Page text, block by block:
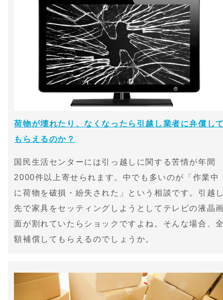
荷物が壊れたり、なくなったら引越し業者に弁償し
もらえるのか？
国民生活センターには引っ越しに関する苦情が年間
2000件以上寄せられます。中でも多いのが「作業中
に荷物を破損・紛失された」という相談です。引越
先で家具をセッティングしようとしてテレビの液晶
面が割れていたらショックですよね。そんな場合、
額補償してもらえるのでしょうか。